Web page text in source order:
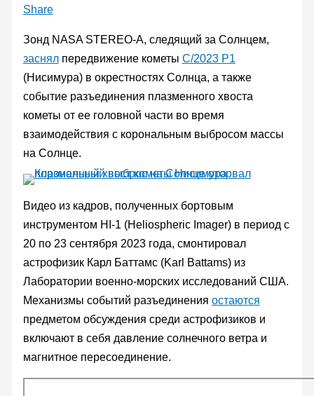
Share
Зонд NASA STEREO-A, следящий за Солнцем,
заснялпередвижение кометы C/2023 P1
(Нисимура) в окрестностях Солнца, а также
событие разъединения плазменного хвоста
кометы от ее головной части во время
взаимодействия с корональным выбросом массы
на Солнце.
Видео из кадров, полученных бортовым
инструментом HI-1 (Heliospheric Imager) в период с
20 по 23 сентября 2023 года, смонтировал
астрофизик Карл Баттамс (Karl Battams) из
Лаборатории военно-морских исследований США.
Механизмы событий разъединения остаются
предметом обсуждения среди астрофизиков и
включают в себя давление солнечного ветра и
магнитное пересоединение.